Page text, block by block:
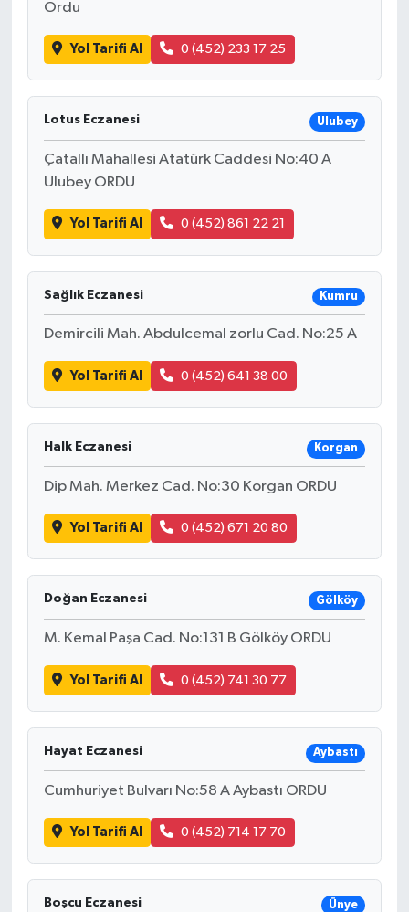
Ordu
Yol Tarifi Al 0 (452) 233 17 25
Lotus Eczanesi Ulubey
Çatallı Mahallesi Atatürk Caddesi No:40 A
Ulubey ORDU
Yol Tarifi Al 0 (452) 861 22 21
Sağlık Eczanesi Kumru
Demircili Mah. Abdulcemal zorlu Cad. No:25 A
Yol Tarifi Al 0 (452) 641 38 00
Halk Eczanesi Korgan
Dip Mah. Merkez Cad. No:30 Korgan ORDU
Yol Tarifi Al 0 (452) 671 20 80
Doğan Eczanesi Gölköy
M. Kemal Paşa Cad. No:131 B Gölköy ORDU
Yol Tarifi Al 0 (452) 741 30 77
Hayat Eczanesi Aybastı
Cumhuriyet Bulvarı No:58 A Aybastı ORDU
Yol Tarifi Al 0 (452) 714 17 70
Boşcu Eczanesi Ünye